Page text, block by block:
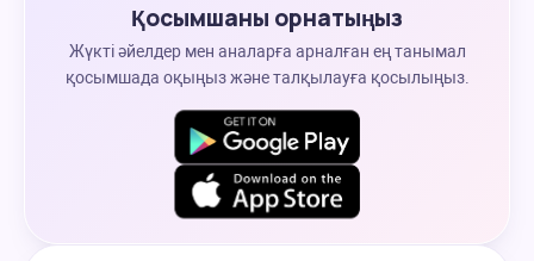
Қосымшаны орнатыңыз
Жүкті әйелдер мен аналарға арналған ең танымал
қосымшада оқыңыз және талқылауға қосылыңыз.